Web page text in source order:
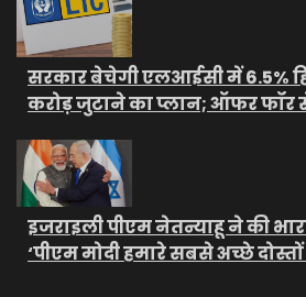
सरकार बेचेगी एलआईसी में 6.5%
करोड़ जुटाने का प्लान; ऑफर
इजराइली पीएम नेतन्याहू ने की
‘पीएम मोदी हमारे सबसे अच्छे